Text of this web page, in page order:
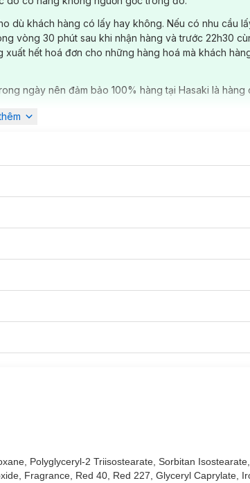
dù khách hàng có lấy hay không. Nếu có nhu cầu
vòng 30 phút sau khi nhận hàng và trước 22h30
hết hoá đơn cho những hàng hoá mà khách
ngày nên đảm bảo 100% hàng tại Hasaki là hàng
Polyglyceryl-2 Triisostearate, Sorbitan Isostearate,
Fragrance, Red 40, Red 227, Glyceryl Caprylate,